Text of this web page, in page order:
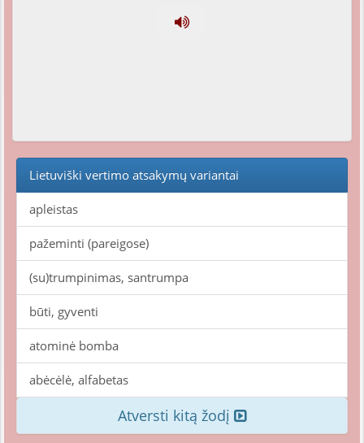
Lietuviški vertimo atsakymų variantai
apleistas
pažeminti (pareigose)
(su)trumpinimas, santrumpa
būti, gyventi
atominė bomba
abėcėlė, alfabetas
Atversti kitą žodį